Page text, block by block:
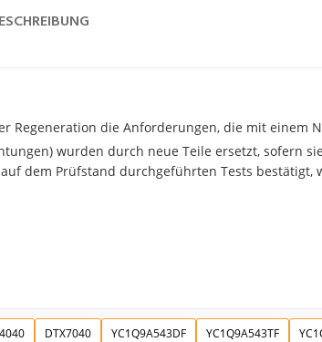
Regeneration die Anforderungen, die mit einem
wurden durch neue Teile ersetzt, sofern
dem Prüfstand durchgeführten Tests bestätigt,
DTX7040 YC1Q9A543DF YC1Q9A543TF